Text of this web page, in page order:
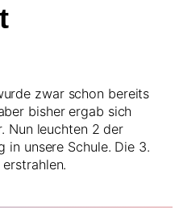
zwar schon bereits
bisher ergab sich
Nun leuchten 2 der
in unsere Schule. Die 3.